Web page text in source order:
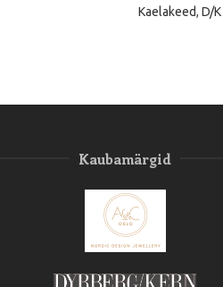
LISA KORVI
Kaelakeed, D/K
Kaubamärgid